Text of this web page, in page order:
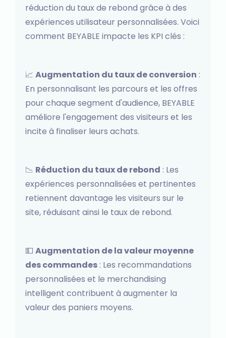
réduction du taux de rebond grâce à des
expériences utilisateur personnalisées. Voici
comment BEYABLE impacte les KPI clés :
📈 Augmentation du taux de conversion :
En personnalisant les parcours et les offres
pour chaque segment d'audience, BEYABLE
améliore l'engagement des visiteurs et les
incite à finaliser leurs achats.
📉 Réduction du taux de rebond : Les
expériences personnalisées et pertinentes
retiennent davantage les visiteurs sur le
site, réduisant ainsi le taux de rebond.
💵 Augmentation de la valeur moyenne
des commandes : Les recommandations
personnalisées et le merchandising
intelligent contribuent à augmenter la
valeur des paniers moyens.